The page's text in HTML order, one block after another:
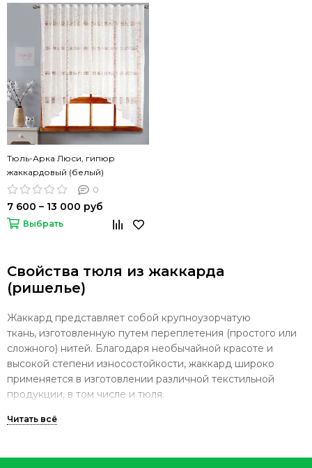
Тюль-Арка Люси, гипюр
жаккардовый (белый)
0
7 600 – 13 000 руб
Выбрать
Свойства тюля из жаккарда
(ришелье)
Жаккард представляет собой крупноузорчатую
ткань, изготовленную путем переплетения (простого или
сложного) нитей. Благодаря необычайной красоте и
высокой степени износостойкости, жаккард широко
применяется в изготовлении различной текстильной
продукции, в том числе и тюля.
Жаккардовые тюли отличаются большим разнообразием